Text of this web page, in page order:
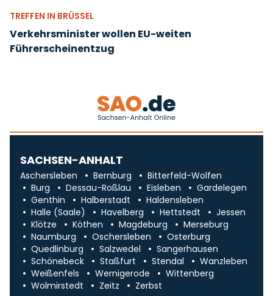
TREFFEN IN BRÜSSEL
Verkehrsminister wollen EU-weiten
Führerscheinentzug
SACHSEN-ANHALT
Aschersleben Bernburg
Bitterfeld-Wolfen
Burg
Dessau-Roßlau Eisleben
Gardelegen
Genthin
Halberstadt
Haldensleben
Halle (Saale)
Havelberg Hettstedt
Jessen
Klötze
Köthen Magdeburg
Merseburg
Naumburg
Oschersleben
Osterburg
Quedlinburg
Salzwedel
Sangerhausen
Schönebeck
Staßfurt Stendal
Wanzleben
Weißenfels
Wernigerode
Wittenberg
Wolmirstedt
Zeitz Zerbst